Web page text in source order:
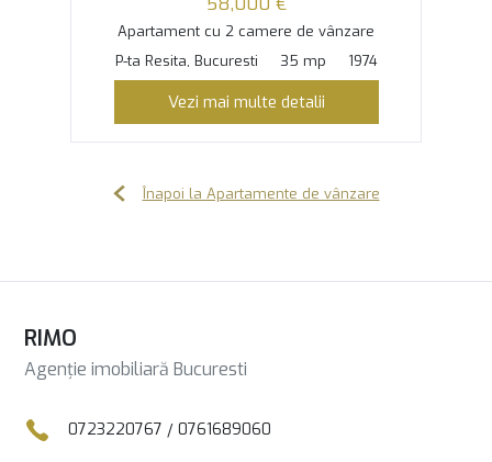
Apartament cu 2 camere de vânzare
P-ta Resita, Bucuresti
35 mp 1974
Vezi mai multe detalii
Înapoi la Apartamente de vânzare
RIMO
Agenție imobiliară Bucuresti
0723220767 / 0761689060